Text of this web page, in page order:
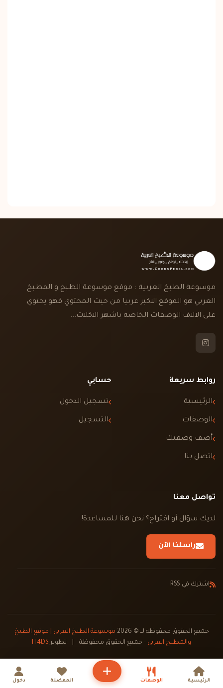
موسوعة الطبخ العربية : موقع موسوعة الطبخ و المطبخ
العربي هو الموقع الاكبر عربيا من حيث المحتوي فهو يحتوي
على الالاف الوصفات الخاصه باشهر الاكلات...
روابط سريعة
الرئيسية
الوصفات
أضف وصفتك
اتصل بنا
حسابي
تسجيل الدخول
التسجيل
تواصل معنا
لديك سؤال أو اقتراح؟ نحن هنا للمساعدة!
راسلنا الآن
اشترك في RSS
جميع الحقوق محفوظه لــ © 2026
موسوعة الطبخ العربي | موقع الطبخ
والمطبخ العربي - جميع الحقوق محفوظة تطوير IT4DS
الرئيسية الوصفات المفضلة دخول